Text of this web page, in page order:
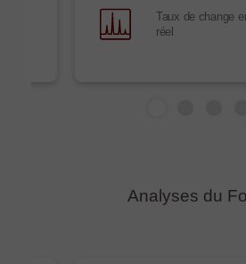
Taux de change
réel
Analyses du